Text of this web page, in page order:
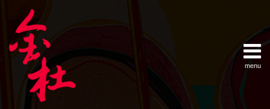
content
menu
Home
English
Example Link
China Banking Regulatory
China Insurance Regulatory
China Securities Regulatory
General Administration of Customs
Ministry of Commerce
National Development and Reform
Pacific Rim Advisory Council
State Administration for Industry &
State Administration of Foreign
Supreme People’s Court
World Law Group
RSS
LinkedIn
Weibo